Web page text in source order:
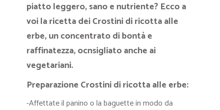
piatto leggero, sano e nutriente? Ecco a
voi la ricetta dei Crostini di ricotta alle
erbe, un concentrato di bontà e
raffinatezza, ocnsigliato anche ai
vegetariani.
Preparazione Crostini di ricotta alle erbe:
-Affettate il panino o la baguette in modo da